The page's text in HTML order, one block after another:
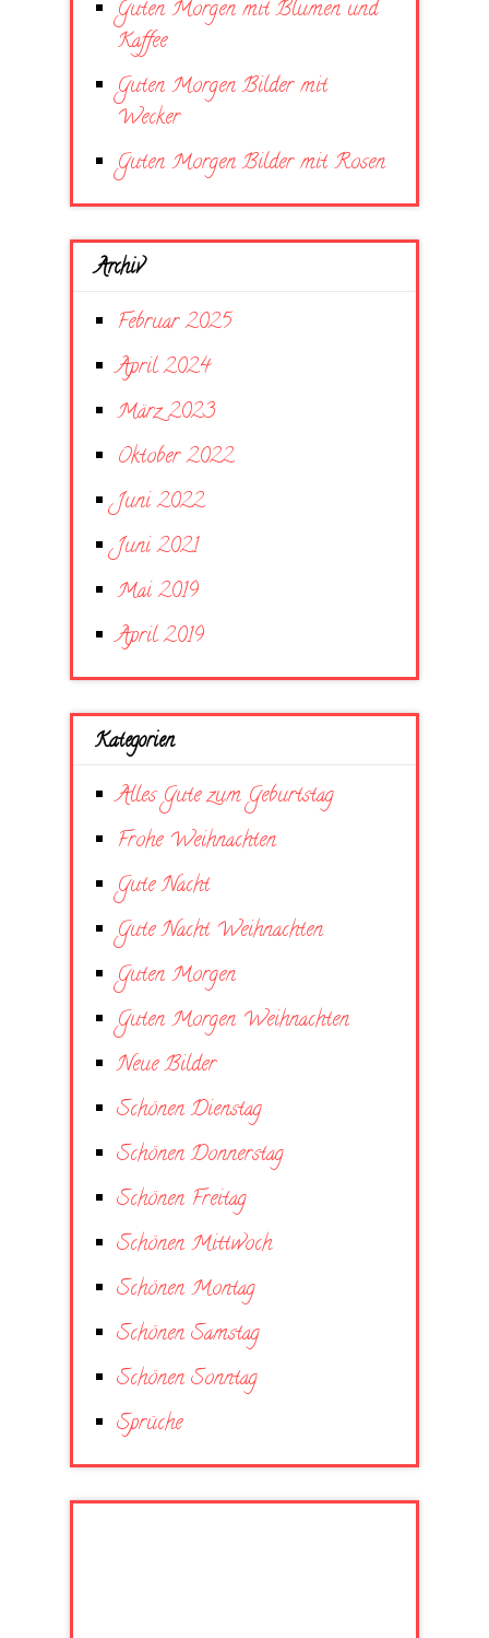
Guten Morgen mit Blumen und
Kaffee
Guten Morgen Bilder mit
Wecker
Guten Morgen Bilder mit Rosen
Archiv
Februar 2025
April 2024
März 2023
Oktober 2022
Juni 2022
Juni 2021
Mai 2019
April 2019
Kategorien
Alles Gute zum Geburtstag
Frohe Weihnachten
Gute Nacht
Gute Nacht Weihnachten
Guten Morgen
Guten Morgen Weihnachten
Neue Bilder
Schönen Dienstag
Schönen Donnerstag
Schönen Freitag
Schönen Mittwoch
Schönen Montag
Schönen Samstag
Schönen Sonntag
Sprüche